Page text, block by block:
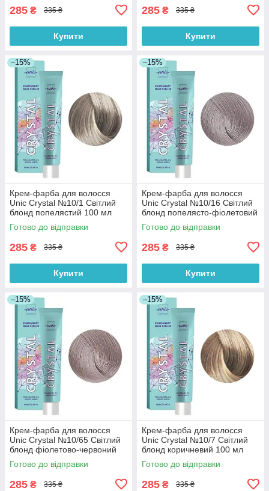
285 ₴ 335 ₴
Купити
285 ₴ 335 ₴
Купити
–15%
Крем-фарба для волосся
Unic Crystal №10/1 Світлий
блонд попелястий 100 мл
Готово до відправки
285 ₴ 335 ₴
Купити
–15%
Крем-фарба для волосся
Unic Crystal №10/16 Світлий
блонд попелясто-фіолетовий
100 мл
Готово до відправки
285 ₴ 335 ₴
Купити
–15%
Крем-фарба для волосся
Unic Crystal №10/65 Світлий
блонд фіолетово-червоний
100 мл
Готово до відправки
285 ₴ 335 ₴
–15%
Крем-фарба для волосся
Unic Crystal №10/7 Світлий
блонд коричневий 100 мл
Готово до відправки
285 ₴ 335 ₴